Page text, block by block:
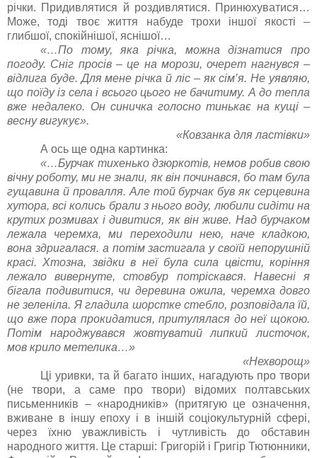
річки. Придивлятися й роздивлятися. Принюхуватися…
Може, тоді твоє життя набуде трохи іншої якості –
глибшої, спокійнішої, яснішої…
«…По тому, яка річка, можна дізнатися про
погоду. Сніг просів – це на морози, очерет нагнувся –
відлига буде. Для мене річка й ліс – як сім’я. Не уявляю,
що поїду із села і всього цього не бачитиму. А до тепла
вже недалеко. Он синичка голосно тинькає на кущі –
весну вигукує».
«Ковзанка для ластівки»
А ось ще одна картинка:
«…Бурчак тихенько дзюркотів, немов робив свою
вічну роботу, ми не знали, як він починався, бо там була
гущавина й провалля. Але той бурчак був як серцевина
хутора, всі колись брали з нього воду, любили сидіти на
крутих розмивах і дивитися, як він живе. Над бурчаком
лежала черемха, ми переходили нею, наче кладкою,
вона здригалася. а потім застигала у своїй непорушній
красі. Хтозна, звідки в неї була сила цвісти, коріння
лежало вивернуте, стовбур потріскався. Навесні я
бігала подивитися, чи деревина ожила, черемха довго
не зеленіла. Я гладила шорстке стебло, розповідала їй,
що вже пора прокидатися, притулялася до неї щокою.
Потім народжувався жовтуватий липкий листочок,
мов крило метелика…»
«Нехворощ»
Ці уривки, та й багато інших, нагадують про твори
(не твори, а саме про твори) відомих полтавських
письменників – «народників» (притягую це означення,
вживане в іншу епоху і в іншій соціокультурній сфері,
через їхню уважливість і чутливість до обставин
народного життя. Це старші: Григорій і Григір Тютюнники,